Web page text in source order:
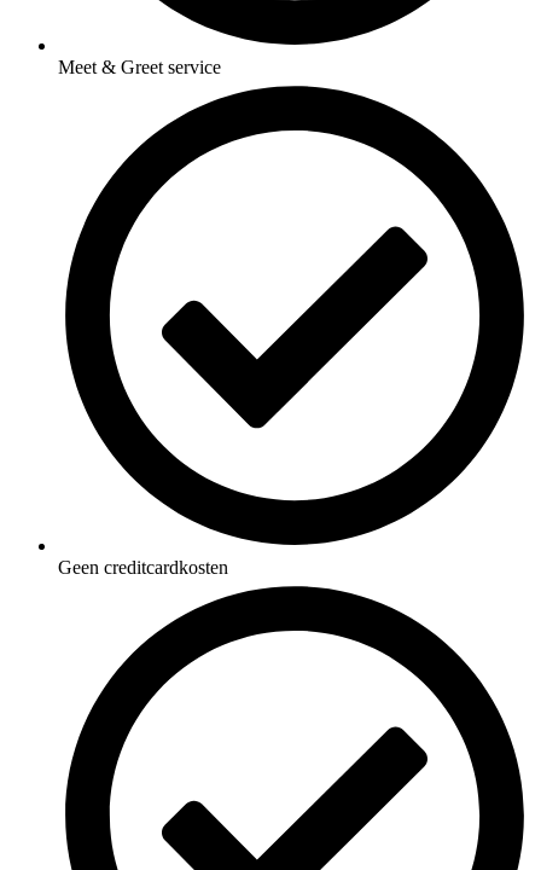
Meet & Greet service
Geen creditcardkosten